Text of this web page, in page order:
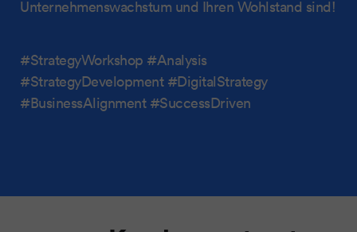
Unternehmenswachstum und Ihren Wohlstand sind!
#StrategyWorkshop #Analysis
#StrategyDevelopment #DigitalStrategy
#BusinessAlignment #SuccessDriven